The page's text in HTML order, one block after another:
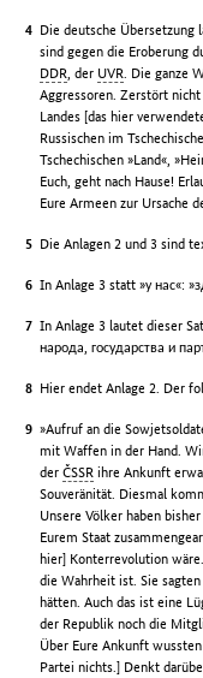
Die deutsche Übersetzung
sind gegen die Eroberung
DDR, der UVR. Die ganze
Aggressoren. Zerstört
Landes [das hier
Russischen im
Tschechischen »Land«,
Euch, geht nach Hause!
Eure Armeen zur Ursache
Die Anlagen 2 und 3 sind
In Anlage 3 statt »у нас«:
In Anlage 3 lautet dieser
народа, государства и
Hier endet Anlage 2. Der
»Aufruf an die
mit Waffen in der Hand.
derČSSR ihre Ankunft
Souveränität. Diesmal
Unsere Völker haben
Eurem Staat
hier] Konterrevolution
die Wahrheit ist. Sie
hätten. Auch das ist eine
der Republik noch die
Über Eure Ankunft
Partei nichts.] Denkt